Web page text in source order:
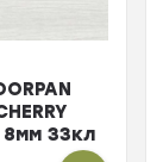
33кл